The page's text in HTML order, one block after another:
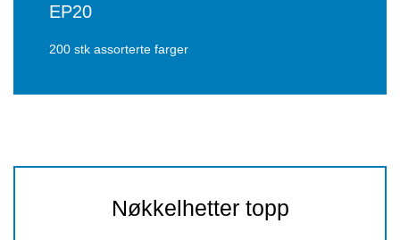
EP20
200 stk assorterte farger
Nøkkelhetter topp